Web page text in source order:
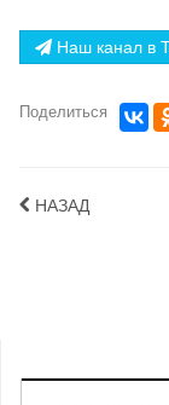
Наш канал в
Поделиться
НАЗАД